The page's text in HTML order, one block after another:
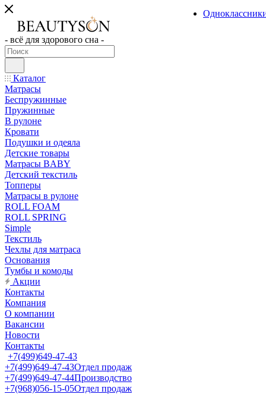
- всё для здорового сна -
Каталог
Матрасы
Беспружинные
Пружинные
В рулоне
Кровати
Подушки и одеяла
Детские товары
Матрасы BABY
Детский текстиль
Топперы
Матрасы в рулоне
ROLL FOAM
ROLL SPRING
Simple
Текстиль
Чехлы для матраса
Основания
Тумбы и комоды
Акции
Контакты
Компания
О компании
Вакансии
Новости
Контакты
+7(499)649-47-43
+7(499)649-47-43Отдел продаж
+7(499)649-47-44Производство
+7(968)056-15-05Отдел продаж